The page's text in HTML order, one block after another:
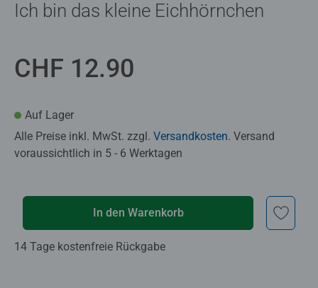
Ich bin das kleine Eichhörnchen
CHF 12.90
Auf Lager
Alle Preise inkl. MwSt. zzgl. Versandkosten. Versand
voraussichtlich in 5 - 6 Werktagen
In den Warenkorb
14 Tage kostenfreie Rückgabe